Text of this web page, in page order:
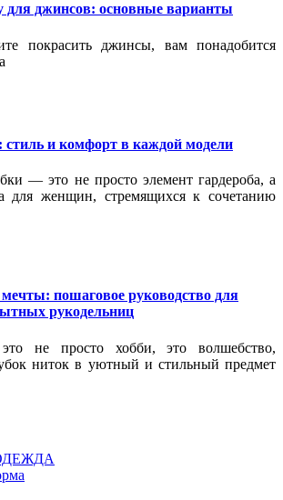
для джинсов: основные варианты
покрасить джинсы, вам понадобится
и комфорт в каждой модели
— это не просто элемент гардероба, а
для женщин, стремящихся к сочетанию
пошаговое руководство для
рукодельниц
не просто хобби, это волшебство,
ниток в уютный и стильный предмет